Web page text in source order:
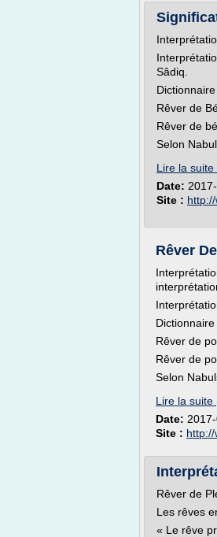
Sâdiq.
Rêver de
Rêver de
Selon
Lire la suite
Date:
Site :
Rêver
Rêver de
Rêver de
Selon
Lire la suite
Date:
Site :
Rêver de
Les rêves
« Le rêve